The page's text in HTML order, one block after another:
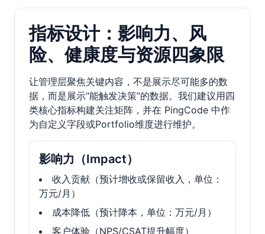
指标设计：影响力、风
险、健康度与资源四象限
让管理层聚焦关键内容，不是展示尽可能多的数
据，而是展示“能触发决策”的数据。我们建议用四
类核心指标构建关注矩阵，并在 PingCode 中作
为自定义字段或Portfolio维度进行维护。
影响力（Impact）
收入贡献（预计增收或保留收入，单位：
万元/月）
成本降低（预计降本，单位：万元/月）
客户体验（NPS/CSAT提升幅度）